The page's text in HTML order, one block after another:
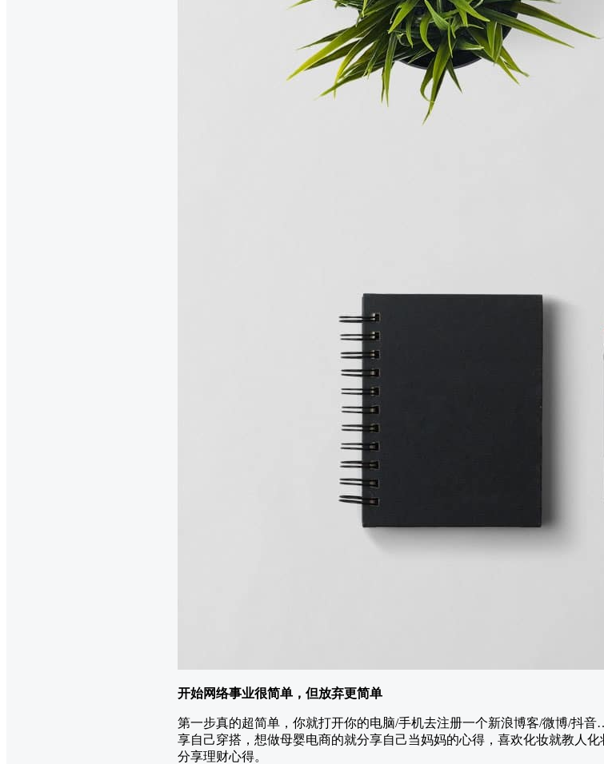
开始网络事业很简单，但放弃更简单
第一步真的超简单，你就打开你的电脑/手机去注册一个新浪博客/微博/抖
享自己穿搭，想做母婴电商的就分享自己当妈妈的心得，喜欢化妆就教人
分享理财心得。